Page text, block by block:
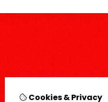
Cookies & Privacy